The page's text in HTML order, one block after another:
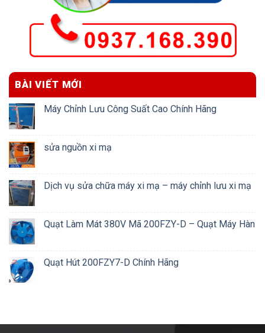
BÀI VIẾT MỚI
Máy Chỉnh Lưu Công Suất Cao Chính Hãng
sửa nguồn xi mạ
Dịch vụ sửa chữa máy xi mạ – máy chỉnh lưu xi mạ
Quạt Làm Mát 380V Mã 200FZY-D – Quạt Máy Hàn
Quạt Hút 200FZY7-D Chính Hãng